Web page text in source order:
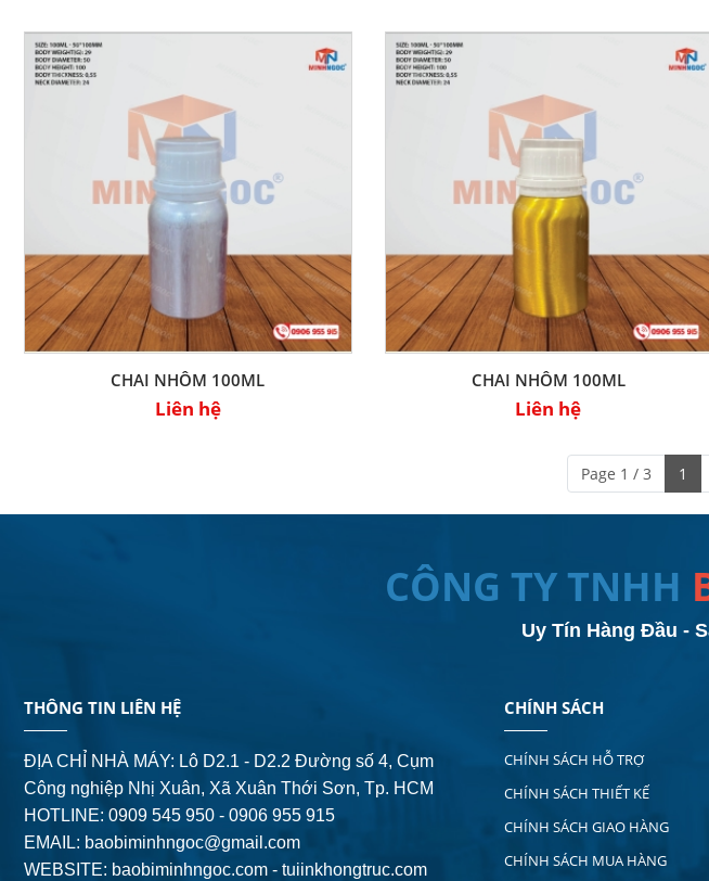
CHAI NHÔM 100ML
Liên hệ
CHAI NHÔM 100ML
Liên hệ
Page 1 / 3 1
CÔNG TY TNHH
Uy Tín Hàng Đầu -
THÔNG TIN LIÊN HỆ
ĐỊA CHỈ NHÀ MÁY: Lô D2.1 - D2.2 Đường số 4, Cụm
Công nghiệp Nhị Xuân, Xã Xuân Thới Sơn, Tp. HCM
HOTLINE: 0909 545 950 - 0906 955 915
EMAIL: baobiminhngoc@gmail.com
WEBSITE: baobiminhngoc.com - tuiinkhongtruc.com
CHÍNH SÁCH
CHÍNH SÁCH HỖ TRỢ
CHÍNH SÁCH THIẾT KẾ
CHÍNH SÁCH GIAO HÀNG
CHÍNH SÁCH MUA HÀNG